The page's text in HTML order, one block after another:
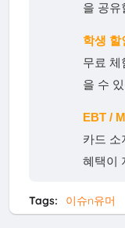
을 공유
학생
무료 체
을 수
EBT /
카드 소
혜택이
Tags: 이슈n유머